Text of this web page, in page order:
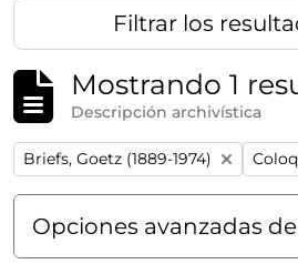
Filtrar los
Mostrando 1
Descripción archivística
Remove filter:
Briefs, Goetz (1889-1974)
Opciones avanzadas